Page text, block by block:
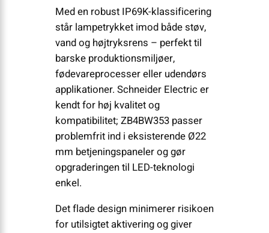
Med en robust IP69K-klassificering
står lampetrykket imod både støv,
vand og højtryksrens – perfekt til
barske produktionsmiljøer,
fødevareprocesser eller udendørs
applikationer. Schneider Electric er
kendt for høj kvalitet og
kompatibilitet; ZB4BW353 passer
problemfrit ind i eksisterende Ø22
mm betjeningspaneler og gør
opgraderingen til LED-teknologi
enkel.
Det flade design minimerer risikoen
for utilsigtet aktivering og giver